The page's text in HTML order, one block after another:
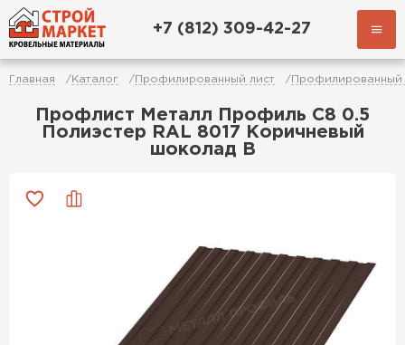
+7 (812) 309-42-27
Главная Каталог Профилированный лист Профилированный
Профлист Металл Профиль C8 0.5
Полиэстер RAL 8017 Коричневый
шоколад B